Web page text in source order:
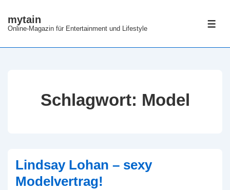
Zummytain
Online-Magazin für Entertainment und Lifestyle
Schlagwort: Model
Lindsay Lohan – sexy
Modelvertrag!